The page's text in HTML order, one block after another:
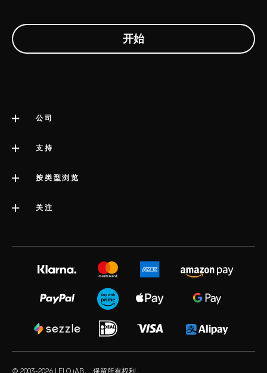
公司
关于LELO
行业大奖
隐私政策
cookie政策
支持
联系支持
satisfaction guarantee
一般常见问题解答
配送常见问题解答
产品常见问题解答
environmental labels
按类型浏览
类别
男性性玩具
情侣性玩具
豪华性玩具
关注
facebook
audio erotica
© 2003-2026 LELO iAB。 保留所有权利。